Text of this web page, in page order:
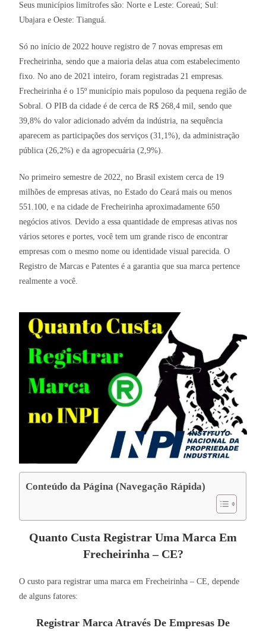
Seus municípios limítrofes são: Norte e Leste: Coreaú; Sul:
Ubajara e Oeste: Tianguá.
Só no início de 2022 houve registro de 7 novas empresas em
Frecheirinha, sendo que a maioria delas atua com estabelecimento
fixo. No ano de 2021 inteiro, foram registradas 21 empresas.
Frecheirinha é o 15º município mais populoso da pequena região de
Sobral. O PIB da cidade é de cerca de R$ 268,4 mil, sendo que
39,8% do valor adicionado advém da indústria, na sequência
aparecem as participações dos serviços (31,1%), da administração
pública (26,2%) e da agropecuária (2,9%).
No primeiro semestre de 2022, no Brasil existem cerca de 19
milhões de empresas ativas, no Estado do Ceará mais ou menos
551.100, e na cidade de Frecheirinha aproximadamente 650
negócios ativos. Devido a essa quantidade de empresas ativas nos
vários setores e portes, você tem um grande risco de encontrar
empresas com o mesmo nome ou identidade visual parecida. O
Registro de Marcas e Patentes é a garantia que sua marca pertence
realmente a você.
Conteúdo da Página (Navegação Rápida)
Quanto Custa Registrar Uma Marca Em
Frecheirinha – CE?
O custo para registrar uma marca em Frecheirinha – CE, depende
de alguns fatores:
Registrar Marca Através De Empresas De